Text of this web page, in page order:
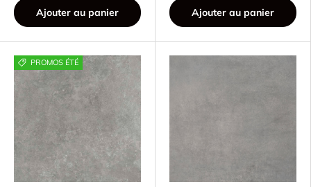
Ajouter au panier Ajouter au panier
PROMOS ÉTÉ